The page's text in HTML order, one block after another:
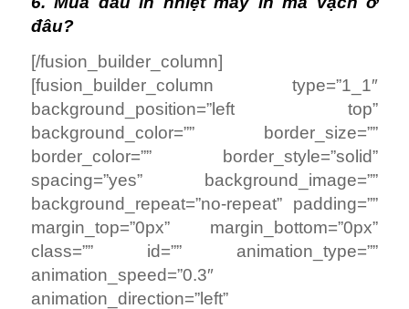
đâu?
[/fusion_builder_column]
[fusion_builder_column type=”1_1″
background_position=”left top”
background_color=”” border_size=””
border_color=”” border_style=”solid”
spacing=”yes” background_image=””
background_repeat=”no-repeat” padding=””
margin_top=”0px” margin_bottom=”0px”
class=”” id=”” animation_type=””
animation_speed=”0.3″
animation_direction=”left”